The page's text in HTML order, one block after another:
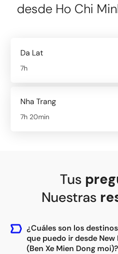
desde Ho Chi
Da Lat
7h
Nha Trang
7h 20min
Tus
Nuestras
¿Cuáles son los
que puedo ir desde
(Ben Xe Mien Dong moi)?